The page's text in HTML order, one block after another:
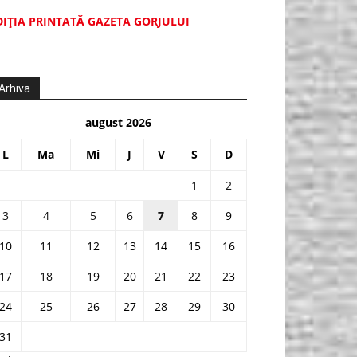
PRINTATĂ GAZETA GORJULUI
august 2026
L Ma Mi J V S D
1
2
3
4 5 6 7 8
9
11 12 13 14 15
16
18 19 20 21 22
23
25 26 27 28 29
30